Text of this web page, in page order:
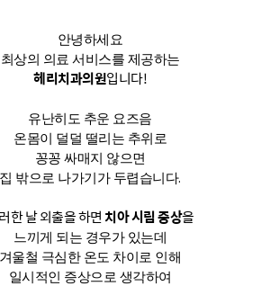
안녕하세요
최상의 의료 서비스를 제공하는
헤리치과의원입니다!
유난히도 추운 요즈음
온몸이 덜덜 떨리는 추위로
꽁꽁 싸매지 않으면
집 밖으로 나가기가 두렵습니다.
한 날 외출을 하면 치아 시림 증상을
느끼게 되는 경우가 있는데
겨울철 극심한 온도 차이로 인해
일시적인 증상으로 생각하여